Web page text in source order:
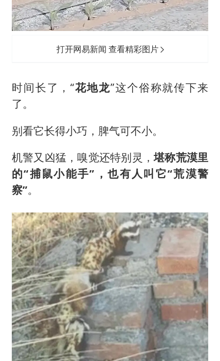
打开网易新闻 查看精彩图片
时间长了，“花地龙”这个俗称就传下来
了。
别看它长得小巧，脾气可不小。
机警又凶猛，嗅觉还特别灵，堪称荒漠里
的“捕鼠小能手”，也有人叫它“荒漠警
察”。